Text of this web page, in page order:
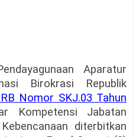
Aparatur
Birokrasi Republik
Nomor SKJ.03 Tahun
Kompetensi Jabatan
diterbitkan